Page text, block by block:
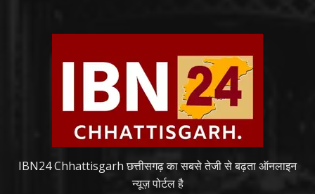
IBN24 Chhattisgarh छत्तीसगढ़ का सबसे तेजी से बढ़ता ऑनलाइन
न्यूज़ पोर्टल है